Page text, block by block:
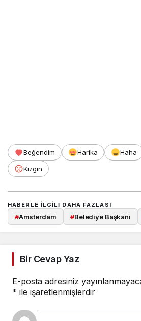
Beğendim Harika Haha
Kızgın
HABERLE ILGILI DAHA FAZLASI
#Amsterdam #Belediye Başkanı
Bir Cevap Yaz
E-posta adresiniz
* ile işaretlenmişlerdir